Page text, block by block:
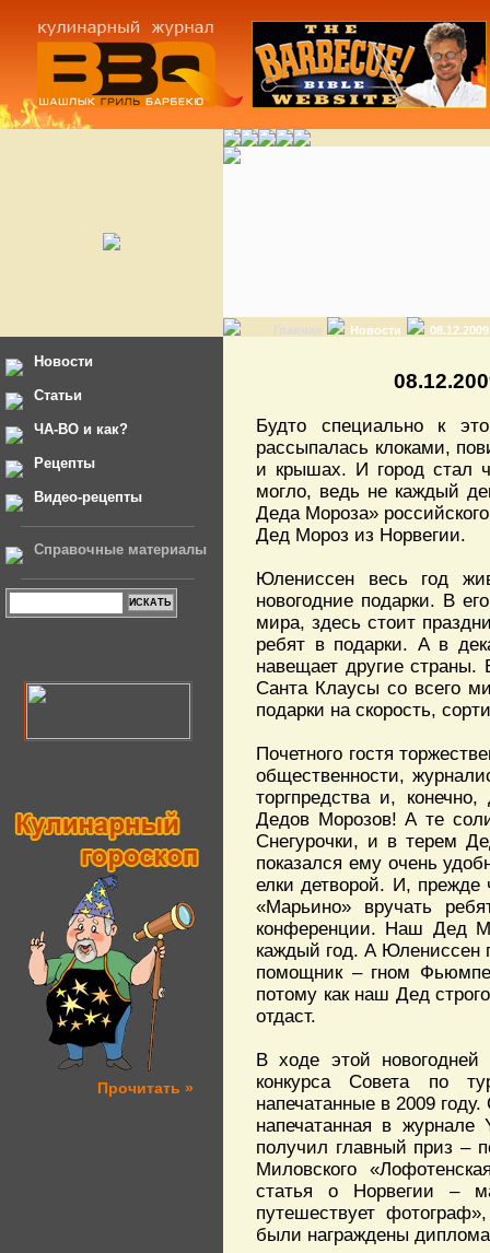
Главная Новости
Новости
Статьи
ЧА-ВО и как?
Рецепты
Видео-рецепты
Справочные материалы
Прочитать »
Будто специально к
рассыпалась клоками,
и крышах. И город стал
могло, ведь не каждый
Деда Мороза»
Дед Мороз из Норвегии.
Юлениссен весь год
новогодние подарки. В
мира, здесь стоит
ребят в подарки. А в
навещает другие
Санта Клаусы со всего
подарки на скорость,
Почетного гостя
общественности,
торгпредства и,
Дедов Морозов! А те
Снегурочки, и в терем
показался ему очень
елки детворой. И, прежде
«Марьино» вручать
конференции. Наш Дед
каждый год. А Юлениссен
помощник – гном
потому как наш Дед
отдаст.
В ходе этой
конкурса Совета по
напечатанные в 2009
напечатанная в
получил главный приз –
Миловского
статья о Норвегии –
путешествует
были награждены